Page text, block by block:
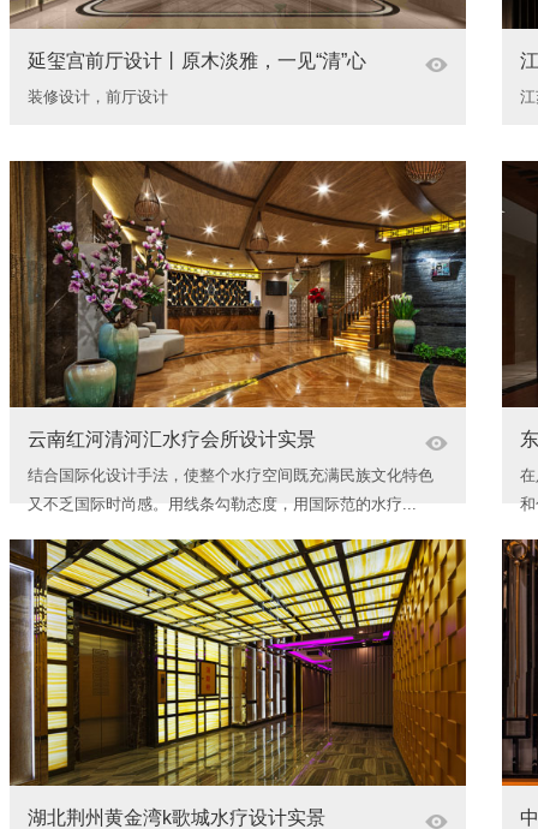
延玺宫前厅设计丨原木淡雅，一见“清”心
装修设计，前厅设计
云南红河清河汇水疗会所设计实景
结合国际化设计手法，使整个水疗空间既充满民族文化特色
又不乏国际时尚感。用线条勾勒态度，用国际范的水疗...
湖北荆州黄金湾k歌城水疗设计实景